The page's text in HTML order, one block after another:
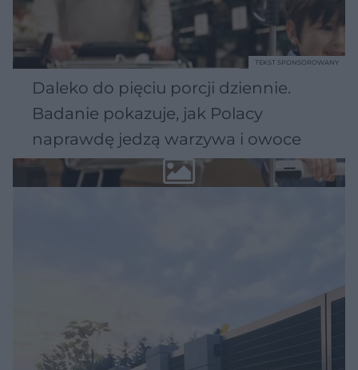
Daleko do pięciu porcji dziennie.
Badanie pokazuje, jak Polacy
naprawdę jedzą warzywa i owoce
TEKST SPONSOROWANY